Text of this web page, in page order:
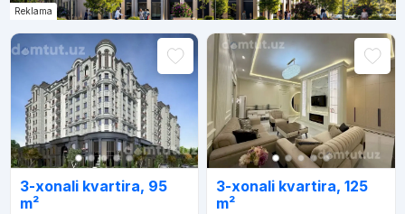
Reklama
3-xonali kvartira, 95
m²
3-xonali kvartira, 125
m²